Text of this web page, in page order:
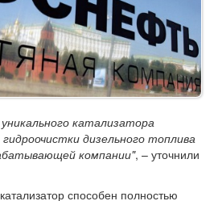
катализатора
дизельного топлива
компании", – уточнили
способен полностью